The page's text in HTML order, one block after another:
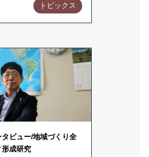
トピックス
ビュー/地域づくり全
形成研究